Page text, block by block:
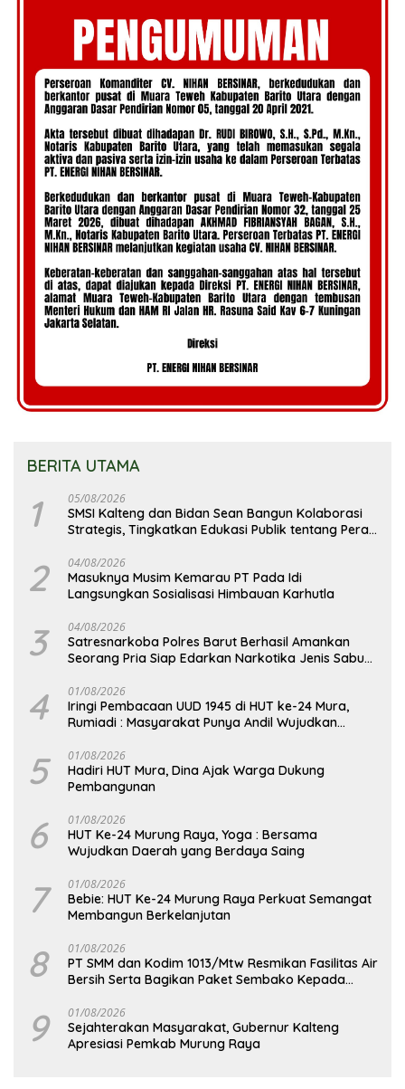
BERITA UTAMA
1 05/08/2026
SMSI Kalteng dan Bidan Sean Bangun Kolaborasi
Strategis, Tingkatkan Edukasi Publik tentang Peran
2 04/08/2026
Masuknya Musim Kemarau PT Pada Idi
Langsungkan Sosialisasi Himbauan Karhutla
3 04/08/2026
Satresnarkoba Polres Barut Berhasil Amankan
Seorang Pria Siap Edarkan Narkotika Jenis Sabu
4 01/08/2026
Iringi Pembacaan UUD 1945 di HUT ke-24 Mura,
Rumiadi : Masyarakat Punya Andil Wujudkan
5 01/08/2026
Hadiri HUT Mura, Dina Ajak Warga Dukung
Pembangunan
6 01/08/2026
HUT Ke-24 Murung Raya, Yoga : Bersama
Wujudkan Daerah yang Berdaya Saing
7 01/08/2026
Bebie: HUT Ke-24 Murung Raya Perkuat Semangat
Membangun Berkelanjutan
8 01/08/2026
PT SMM dan Kodim 1013/Mtw Resmikan Fasilitas Air
Bersih Serta Bagikan Paket Sembako Kepada
9 01/08/2026
Sejahterakan Masyarakat, Gubernur Kalteng
Apresiasi Pemkab Murung Raya